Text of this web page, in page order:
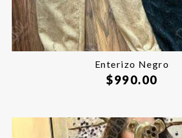
Enterizo Negro
$990.00